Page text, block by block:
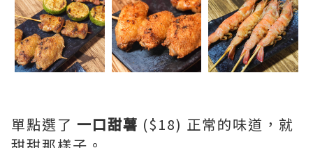
單點選了 一口甜薯 ($18) 正常的味道，就